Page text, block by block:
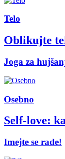
Telo
Oblikujte
Joga za
Osebno
Self-love:
Imejte se rade!